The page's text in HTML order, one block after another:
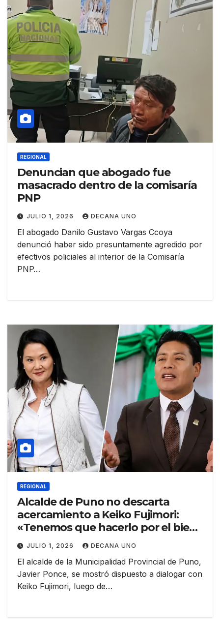
REGIONAL
Denuncian que abogado fue
masacrado dentro de la comisaría
PNP
JULIO 1, 2026 DECANA UNO
El abogado Danilo Gustavo Vargas Ccoya
denunció haber sido presuntamente agredido por
efectivos policiales al interior de la Comisaría
PNP…
REGIONAL
Alcalde de Puno no descarta
acercamiento a Keiko Fujimori:
«Tenemos que hacerlo por el bien
de la provincia»
JULIO 1, 2026 DECANA UNO
El alcalde de la Municipalidad Provincial de Puno,
Javier Ponce, se mostró dispuesto a dialogar con
Keiko Fujimori, luego de…